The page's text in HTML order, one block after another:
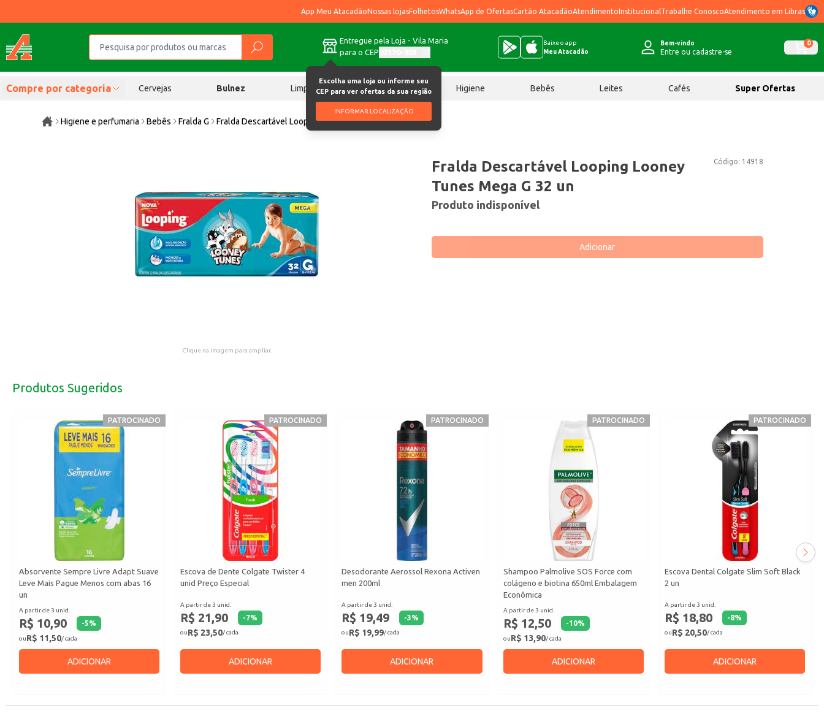
App Meu AtacadãoNossas lojasFolhetosWhatsApp de OfertasCartão AtacadãoAtendimentoInstitucional Trabalhe ConoscoAtendimento em Libras
Entregue pela Loja - Vila Maria
para o CEP
Escolha uma loja ou informe seu
CEP para ver ofertas da sua região
INFORMAR LOCALIZAÇÃO
Baixe o app
Meu Atacadão
Bem-vindo
Entre ou cadastre-se
0
Compre por categoria Cervejas Bulnez Limpeza Chocolates Higiene Bebês Leites Cafés Super Ofertas
Higiene e perfumaria Bebês Fralda G Fralda Descartável Looping Looney Tunes Mega G 32 un
Clique na imagem para ampliar.
Código: 14918
Fralda Descartável Looping Looney
Tunes Mega G 32 un
Produto indisponível
Adicionar
Produtos Sugeridos
PATROCINADO
Absorvente Sempre Livre Adapt Suave
Leve Mais Pague Menos com abas 16
un
A partir de 3 unid.
R$ 10,90 -5%
ouR$ 11,50/ cada
ADICIONAR
PATROCINADO
Escova de Dente Colgate Twister 4
unid Preço Especial
A partir de 3 unid.
R$ 21,90 -7%
ouR$ 23,50/ cada
ADICIONAR
PATROCINADO
Desodorante Aerossol Rexona Activen
men 200ml
A partir de 3 unid.
R$ 19,49 -3%
ouR$ 19,99/ cada
ADICIONAR
PATROCINADO
Shampoo Palmolive SOS Force com
colágeno e biotina 650ml Embalagem
Econômica
A partir de 3 unid.
R$ 12,50 -10%
ouR$ 13,90/ cada
ADICIONAR
PATROCINADO
Escova Dental Colgate Slim Soft Black
2 un
A partir de 3 unid.
R$ 18,80 -8%
ouR$ 20,50/ cada
ADICIONAR